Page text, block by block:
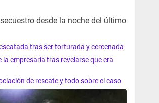
desde la noche del último
tras ser torturada y cercenada
empresaria tras revelarse que era
de rescate y todo sobre el caso